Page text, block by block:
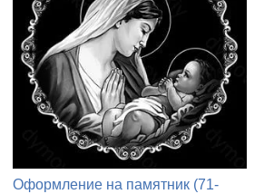
Оформление на памятник (71-